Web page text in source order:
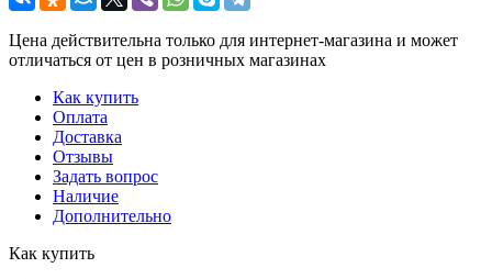
Цена действительна только для интернет-магазина и может
отличаться от цен в розничных магазинах
Как купить
Оплата
Доставка
Отзывы
Задать вопрос
Наличие
Дополнительно
Как купить